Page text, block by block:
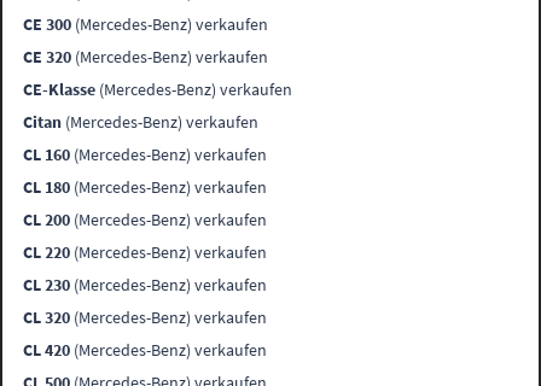
CE 300 (Mercedes-Benz) verkaufen
CE 320 (Mercedes-Benz) verkaufen
CE-Klasse (Mercedes-Benz) verkaufen
Citan (Mercedes-Benz) verkaufen
CL 160 (Mercedes-Benz) verkaufen
CL 180 (Mercedes-Benz) verkaufen
CL 200 (Mercedes-Benz) verkaufen
CL 220 (Mercedes-Benz) verkaufen
CL 230 (Mercedes-Benz) verkaufen
CL 320 (Mercedes-Benz) verkaufen
CL 420 (Mercedes-Benz) verkaufen